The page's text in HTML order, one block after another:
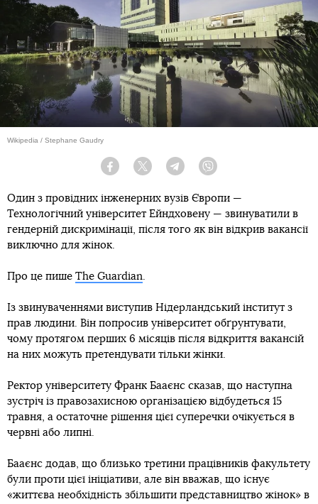
Wikipedia / Stephane Gaudry
Facebook Twitter Telegram
Один з провідних інженерних вузів Європи —
Технологічний університет Ейндховену — звинуватили в
гендерній дискримінації, після того як він відкрив вакансії
виключно для жінок.
Про це пише The Guardian
Із звинуваченнями виступив Нідерландський інститут з
прав людини. Він попросив університет обґрунтувати,
чому протягом перших 6 місяців після відкриття вакансій
на них можуть претендувати тільки жінки.
Ректор університету Франк Бааєнс сказав, що наступна
зустріч із правозахисною організацією відбудеться 15
травня, а остаточне рішення цієї суперечки очікується в
червні або липні.
Бааєнс додав, що близько третини працівників факультету
були проти цієї ініціативи, але він вважав, що існує
«життєва необхідність збільшити представництво жінок» в